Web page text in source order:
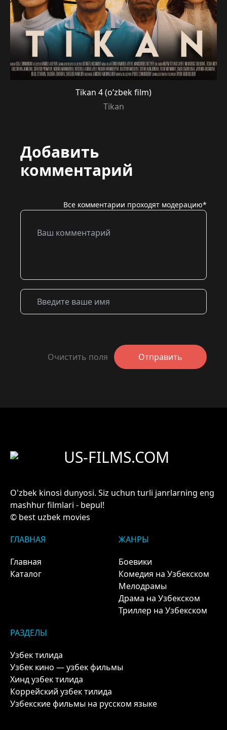
Tikan 4 (o’zbek film)
Tikan
Добавить
комментарий
Все комментарии проходят модерацию*
Очистить поля Отправить
US-FILMS.COM
O'zbek kinosi dunyosi. Siz uchun turli janrlarning eng
mashhur filmlari - bepul!
© best uzbek movies
ГЛАВНАЯ
Главная
Каталог
ЖАНРЫ
Боевики
Комедия на Узбекском
Мелодрамы
Драма на Узбекском
Триллер на Узбекском
РАЗДЕЛЫ
Узбек тилида
Узбек кино — узбек фильмы
Хинд узбек тилида
Коррейский узбек тилида
Узбекские фильмы на русском языке